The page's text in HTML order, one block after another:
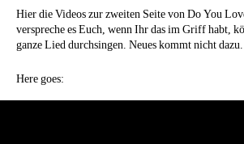
Hier die Videos zur zweiten Seite von Do You
verspreche es Euch, wenn Ihr das im Griff habt,
ganze Lied durchsingen. Neues kommt nicht dazu.
Here goes: